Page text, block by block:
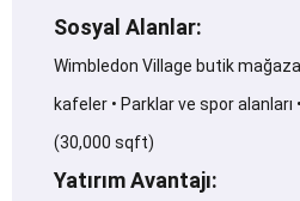
Sosyal Alanlar:
Wimbledon Village butik
kafeler • Parklar ve spor
(30,000 sqft)
Yatırım Avantajı: